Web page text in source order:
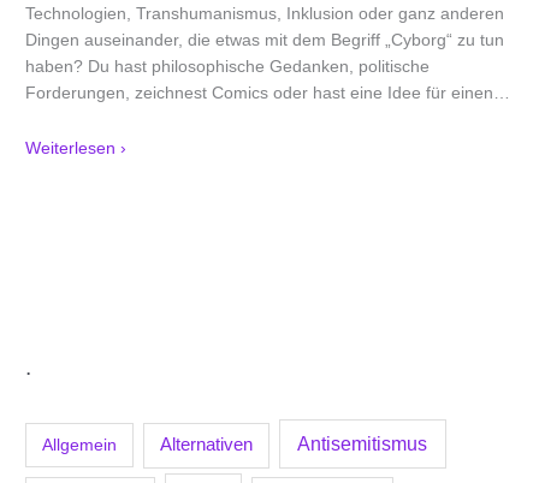
.
Allgemein Alternativen Antisemitismus
Technologien, Transhumanismus, Inklusion oder ganz anderen
Dingen auseinander, die etwas mit dem Begriff „Cyborg“ zu tun
haben? Du hast philosophische Gedanken, politische
Forderungen, zeichnest Comics oder hast eine Idee für einen
Weiterlesen ›